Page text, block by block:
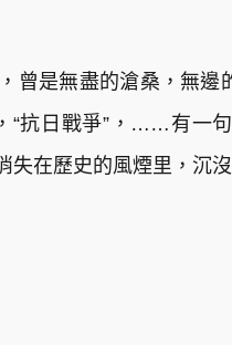
曾是無盡的滄桑，無
“抗日戰爭”，……有一
在歷史的風煙里，沉